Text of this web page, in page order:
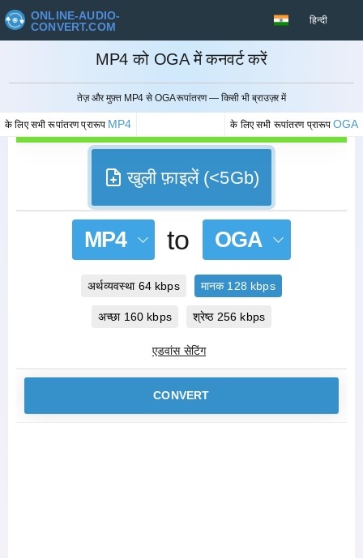
ONLINE-AUDIO-
CONVERT.COM
हिन्दी
MP4 को OGA में कनवर्ट करें
तेज़ और मुफ़्त MP4 से OGA रूपांतरण — किसी भी ब्राउज़र में
के लिए सभी रूपांतरण प्रारूप MP4 के लिए सभी रूपांतरण प्रारूपOGA
रद्द करना
खुली फ़ाइलें (<5Gb)
MP4 to OGA
अर्थव्यवस्था 64 kbps मानक 128 kbps
अच्छा 160 kbps श्रेष्ठ 256 kbps
एडवांस सेटिंग
CONVERT